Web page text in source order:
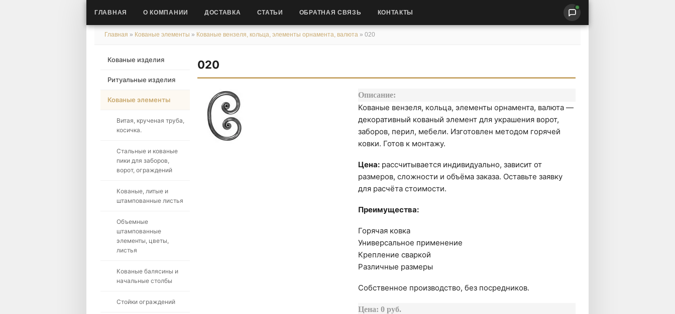
ГЛАВНАЯ О КОМПАНИИ ДОСТАВКА СТАТЬИ ОБРАТНАЯ СВЯЗЬ КОНТАКТЫ
Главная » Кованые элементы » Кованые вензеля, кольца, элементы орнамента, валюта » 020
Кованые изделия
Ритуальные изделия
Кованые элементы
Витая, крученая труба,
косичка.
Стальные и кованые
пики для заборов,
ворот, ограждений
Кованые, литые и
штампованные листья
Объемные
штампованные
элементы, цветы,
листья
Кованые балясины и
начальные столбы
Стойки ограждений
020
Описание:
Кованые вензеля, кольца, элементы орнамента, валюта —
декоративный кованый элемент для украшения ворот,
заборов, перил, мебели. Изготовлен методом горячей
ковки. Готов к монтажу.
Цена: рассчитывается индивидуально, зависит от
размеров, сложности и объёма заказа. Оставьте заявку
для расчёта стоимости.
Преимущества:
Горячая ковка
Универсальное применение
Крепление сваркой
Различные размеры
Собственное производство, без посредников.
Цена: 0 руб.